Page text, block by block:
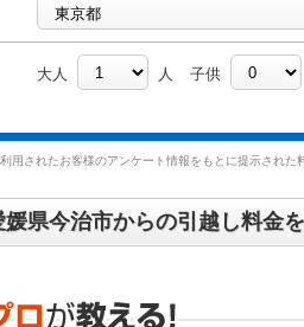
大人 人 子供
用されたお客様のアンケート情報をもとに提示され
媛県今治市からの引越し料金